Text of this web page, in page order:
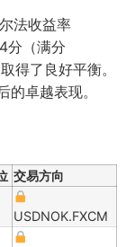
法收益率
分（满分
得了良好平衡。
卓越表现。
交易方向
USDNOK.FXCM